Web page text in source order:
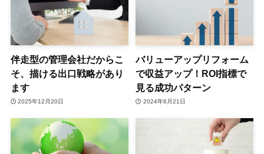
伴走型の管理会社だからこ
そ、描ける出口戦略があり
ます
2025年12月20日
バリューアップリフォーム
で収益アップ！ROI指標で
見る成功パターン
2024年6月21日